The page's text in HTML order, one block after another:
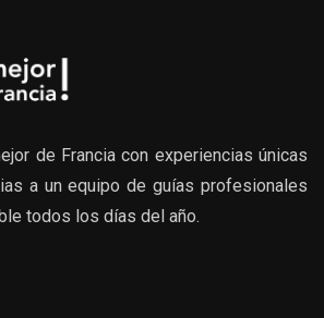
de Francia con experiencias únicas
a un equipo de guías profesionales
todos los días del año.